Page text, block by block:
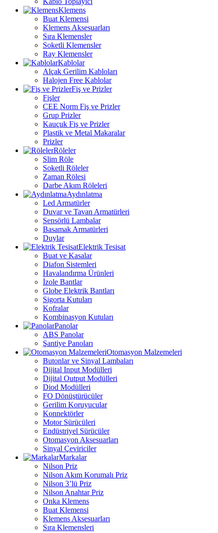
Klemens
Buat Klemensi
Klemens Aksesuarları
Sıra Klemensler
Soketli Klemensler
Ray Klemensler
Kablolar
Alçak Gerilim Kabloları
Halojen Free Kablolar
Fiş ve Prizler
Fişler
CEE Norm Fiş ve Prizler
Grup Prizler
Kauçuk Fiş ve Prizler
Plastik ve Metal Makaralar
Prizler
Röleler
Slim Röle
Soketli Röleler
Zaman Rölesi
Darbe Akım Röleleri
Aydınlatma
Led Armatürler
Duvar ve Tavan Armatürleri
Sensörlü Lambalar
Basamak Armatürleri
Duylar
Elektrik Tesisat
Buat ve Kasalar
Diafon Sistemleri
Havalandırma Ürünleri
İzole Bantlar
Globe Elektrik Bantları
Sigorta Kutuları
Kofralar
Kombinasyon Kutuları
Panolar
ABS Panolar
Şantiye Panoları
Otomasyon Malzemeleri
Butonlar ve Sinyal Lambaları
Dijital Input Modülleri
Dijital Output Modülleri
Diod Modülleri
FO Dönüştürücüler
Gerilim Koruyucular
Konnektörler
Motor Sürücüleri
Endüstriyel Sürücüler
Otomasyon Aksesuarları
Sinyal Çeviriciler
Markalar
Nilson Priz
Nilson Akım Korumalı Priz
Nilson 3’lü Priz
Nilson Anahtar Priz
Onka Klemens
Buat Klemensi
Klemens Aksesuarları
Sıra Klemensleri